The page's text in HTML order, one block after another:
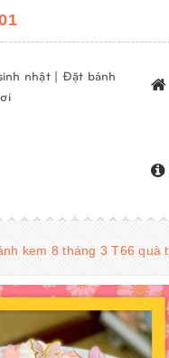
nhật | Đặt bánh
kem 8 tháng 3 T66 quà